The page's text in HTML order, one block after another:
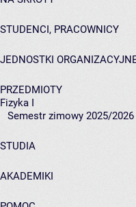
STUDENCI, PRACOWNICY
JEDNOSTKI
PRZEDMIOTY
Fizyka I
Semestr zimowy 2025/2026
STUDIA
AKADEMIKI